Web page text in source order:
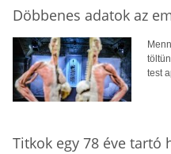
Döbbenes adatok az
test
Titkok egy 78 éve tartó